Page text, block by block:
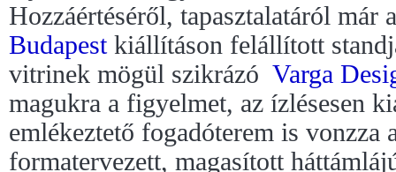
Hozzáértéséről, tapasztalatáról már
Budapestkiállításon felállított
vitrinek mögül szikrázó Varga
magukra a figyelmet, az ízlésesen
emlékeztető fogadóterem is vonzza
formatervezett, magasított